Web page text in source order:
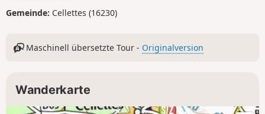
Gemeinde: Cellettes (16230)
Maschinell übersetzte Tour - Originalversion
Wanderkarte